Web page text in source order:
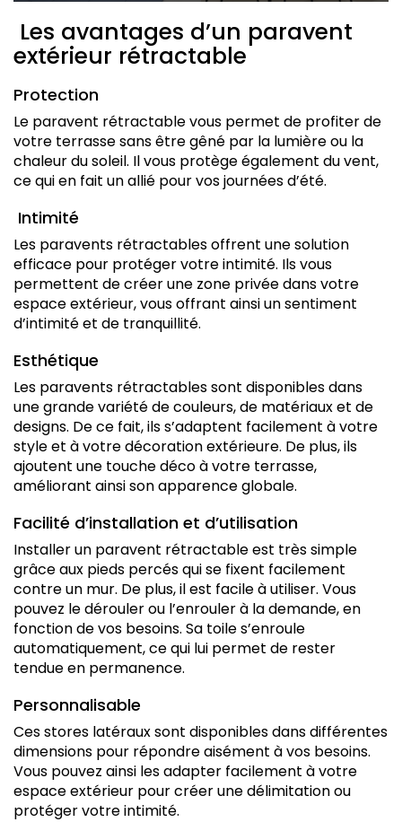
Les avantages d’un paravent
extérieur rétractable
Protection
Le paravent rétractable vous permet de profiter de
votre terrasse sans être gêné par la lumière ou la
chaleur du soleil. Il vous protège également du vent,
ce qui en fait un allié pour vos journées d’été.
Intimité
Les paravents rétractables offrent une solution
efficace pour protéger votre intimité. Ils vous
permettent de créer une zone privée dans votre
espace extérieur, vous offrant ainsi un sentiment
d’intimité et de tranquillité.
Esthétique
Les paravents rétractables sont disponibles dans
une grande variété de couleurs, de matériaux et de
designs. De ce fait, ils s’adaptent facilement à votre
style et à votre décoration extérieure. De plus, ils
ajoutent une touche déco à votre terrasse,
améliorant ainsi son apparence globale.
Facilité d’installation et d’utilisation
Installer un paravent rétractable est très simple
grâce aux pieds percés qui se fixent facilement
contre un mur. De plus, il est facile à utiliser. Vous
pouvez le dérouler ou l’enrouler à la demande, en
fonction de vos besoins. Sa toile s’enroule
automatiquement, ce qui lui permet de rester
tendue en permanence.
Personnalisable
Ces stores latéraux sont disponibles dans différentes
dimensions pour répondre aisément à vos besoins.
Vous pouvez ainsi les adapter facilement à votre
espace extérieur pour créer une délimitation ou
protéger votre intimité.